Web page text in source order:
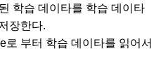
학습 데이타를 학습 데이타
장한다.
로 부터 학습 데이타를 읽어서